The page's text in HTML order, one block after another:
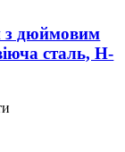
з дюймовим
сталь, H-